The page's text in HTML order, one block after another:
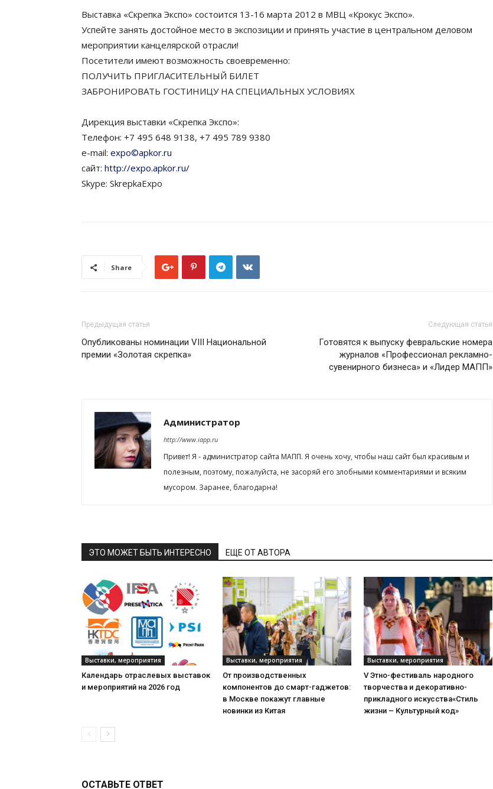
Выставка «Скрепка Экспо» состоится 13-16 марта 2012 в МВЦ «Крокус Экспо».
Успейте занять достойное место в экспозиции и принять участие в центральном деловом
мероприятии канцелярской отрасли!
Посетители имеют возможность своевременно:
ПОЛУЧИТЬ ПРИГЛАСИТЕЛЬНЫЙ БИЛЕТ
ЗАБРОНИРОВАТЬ ГОСТИНИЦУ НА СПЕЦИАЛЬНЫХ УСЛОВИЯХ
Дирекция выставки «Скрепка Экспо»:
Телефон: +7 495 648 9138, +7 495 789 9380
e-mail: expo©apkor.ru
сайт: http://expo.apkor.ru/
Skype: SkrepkaExpo
Share
Предыдущая статья
Опубликованы номинации VIII Национальной
премии «Золотая скрепка»
Следующая статья
Готовятся к выпуску февральские номера
журналов «Профессионал рекламно-
сувенирного бизнеса» и «Лидер МАПП»
Администратор
http://www.iapp.ru
Привет! Я - администратор сайта МАПП. Я очень хочу, чтобы наш сайт был красивым и
полезным, поэтому, пожалуйста, не засоряй его злобными комментариями и всяким
мусором. Заранее, благодарна!
ЭТО МОЖЕТ БЫТЬ ИНТЕРЕСНО ЕЩЕ ОТ АВТОРА
Выставки, мероприятия
Календарь отраслевых выставок
и мероприятий на 2026 год
Выставки, мероприятия
От производственных
компонентов до смарт-гаджетов:
в Москве покажут главные
новинки из Китая
Выставки, мероприятия
V Этно-фестиваль народного
творчества и декоративно-
прикладного искусства«Стиль
жизни – Культурный код»
ОСТАВЬТЕ ОТВЕТ